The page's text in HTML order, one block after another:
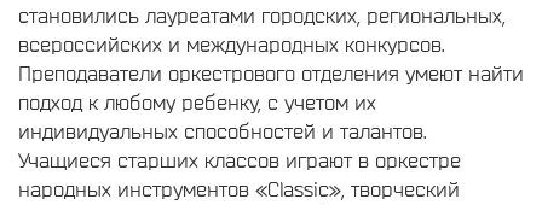
становились лауреатами городских, региональных,
всероссийских и международных конкурсов.
Преподаватели оркестрового отделения умеют найти
подход к любому ребенку, с учетом их
индивидуальных способностей и талантов.
Учащиеся старших классов играют в оркестре
народных инструментов «Classic», творческий